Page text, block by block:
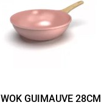
WOK GUIMAUVE 28CM